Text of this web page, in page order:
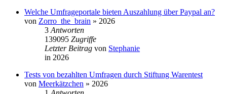
Welche Umfrageportale bieten Auszahlung über Paypal an?
von Zorro_the_brain » 2026
3 Antworten
139095 Zugriffe
Letzter Beitrag von Stephanie
in 2026
Tests von bezahlten Umfragen durch Stiftung Warentest
von Meerkätzchen » 2026